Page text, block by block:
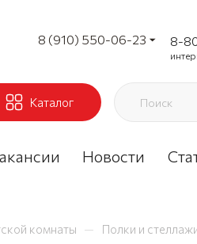
8 (910) 550-06-23 8-
Каталог
Новости
комнаты — Полки и